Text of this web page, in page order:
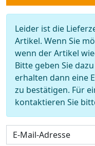
Leider ist die
Artikel. Wenn Sie
wenn der Artikel
Bitte geben Sie
erhalten dann eine
zu bestätigen. Für
kontaktieren Sie